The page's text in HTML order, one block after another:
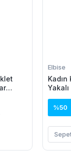
Elbise
Kadın
%50